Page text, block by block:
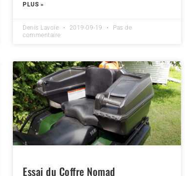
PLUS »
Denis Lavoie 2019-09-19
Pas de
commentaire
Essai du Coffre Nomad